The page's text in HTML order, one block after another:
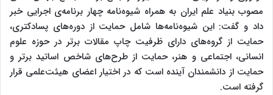
مصوب بنیاد علم ایران به همراه شیوه‌نامه چهار برنامه‌‌ی اجرایی خبر
داد و گفت: این شیوه‌نامه‌ها شامل حمایت از دوره‌های پسادکتری،
حمایت از گروه‌های دارای ظرفیت چاپ مقالات برتر در حوزه علوم
انسانی، اجتماعی و هنر، حمایت از طرح‌های شاخص اساتید برتر و
حمایت از دانشمندان آینده است که در اختیار اعضای هیئت‌علمی قرار
گرفته است.